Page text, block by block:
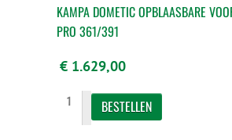
KAMPA DOMETIC OPBLAASBARE
PRO 361/391
€ 1.629,00